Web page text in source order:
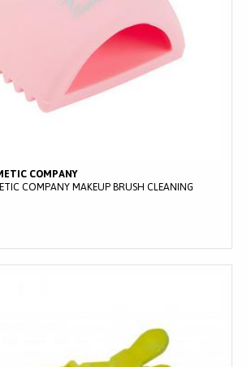
COMPANY
COMPANY MAKEUP BRUSH CLEANING